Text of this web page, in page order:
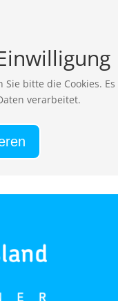
bitte die Cookies. Es
verarbeitet.